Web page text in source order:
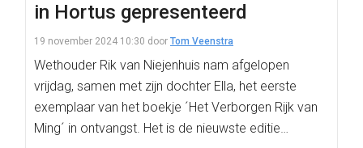
in Hortus gepresenteerd
19 november 2024 10:30 door Tom Veenstra
Wethouder Rik van Niejenhuis nam afgelopen
vrijdag, samen met zijn dochter Ella, het eerste
exemplaar van het boekje ´Het Verborgen Rijk van
Ming´ in ontvangst. Het is de nieuwste editie…